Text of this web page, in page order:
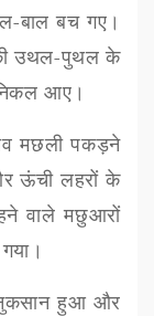
बाल बच गए।
उथल-पुथल के
आए।
मछली पकड़ने
ऊंची लहरों के
वाले मछुआरों
नुकसान हुआ और